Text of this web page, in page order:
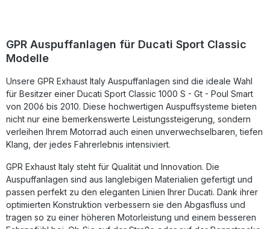
in Italien und DIN-zertifiziert für konstant höchste Qualität.
Sportauspuff passend für Ducati Sport Classic 1000 S, GT
und Paul Smart Modelle 2006–2010 Ultracone Inox Design
Soundverbesserung gegenüber der Serie Leichtbau aus
hochwertigem Edelstahl Plug & Play – einfache Montage
empfohlen in Fachwerkstatt Lieferumfang: GPR Ultracone
Inox Cafè Racer Auspuff (homologated)
Fahrzeugspezifische Halterungen Montagezubehör
Montageanleitung
GPR Auspuffanlagen für Ducati Sport Classic
Modelle
Unsere GPR Exhaust Italy Auspuffanlagen sind die ideale Wahl
für Besitzer einer Ducati Sport Classic 1000 S - Gt - Poul Smart
von 2006 bis 2010. Diese hochwertigen Auspuffsysteme bieten
nicht nur eine bemerkenswerte Leistungssteigerung, sondern
verleihen Ihrem Motorrad auch einen unverwechselbaren, tiefen
Klang, der jedes Fahrerlebnis intensiviert.
GPR Exhaust Italy steht für Qualität und Innovation. Die
Auspuffanlagen sind aus langlebigen Materialien gefertigt und
passen perfekt zu den eleganten Linien Ihrer Ducati. Dank ihrer
optimierten Konstruktion verbessern sie den Abgasfluss und
tragen so zu einer höheren Motorleistung und einem besseren